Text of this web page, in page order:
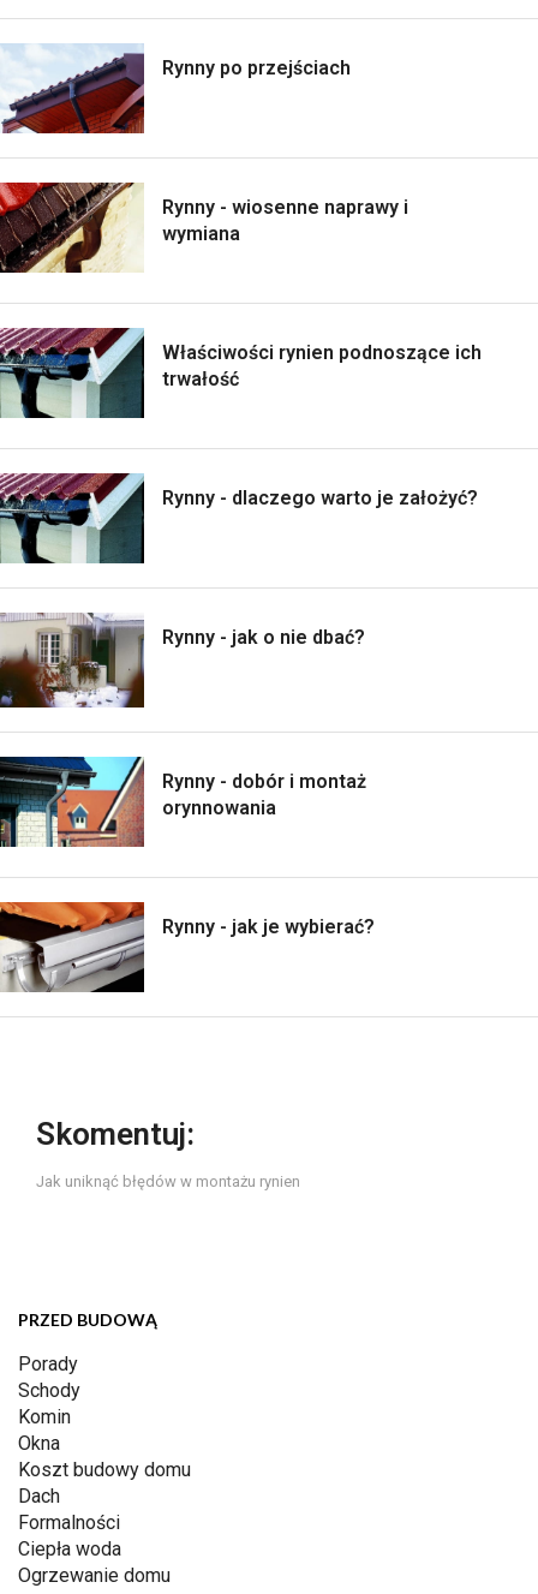
Rynny po przejściach
Rynny - wiosenne naprawy i
wymiana
Właściwości rynien podnoszące ich
trwałość
Rynny - dlaczego warto je założyć?
Rynny - jak o nie dbać?
Rynny - dobór i montaż
orynnowania
Rynny - jak je wybierać?
Skomentuj:
Jak uniknąć błędów w montażu rynien
PRZED BUDOWĄ
Porady
Schody
Komin
Okna
Koszt budowy domu
Dach
Formalności
Ciepła woda
Ogrzewanie domu